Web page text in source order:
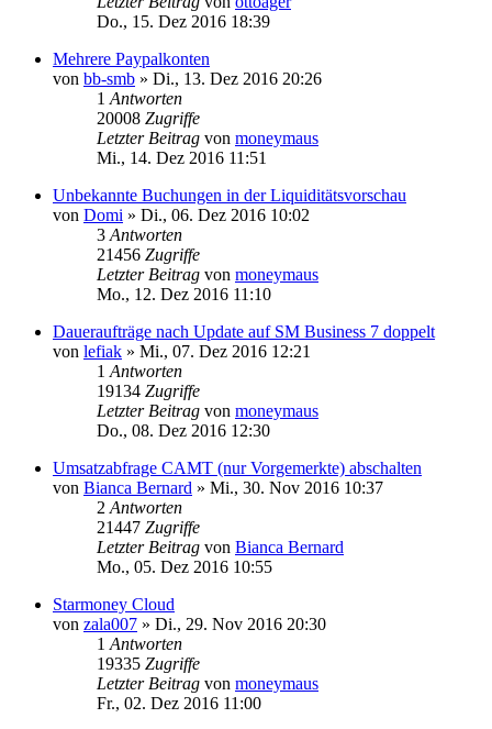
Do., 15. Dez 2016 18:39
Mehrere Paypalkonten
von bb-smb » Di., 13. Dez 2016 20:26
1 Antworten
20008 Zugriffe
Letzter Beitrag von moneymaus
Mi., 14. Dez 2016 11:51
Unbekannte Buchungen in der Liquiditätsvorschau
von Domi » Di., 06. Dez 2016 10:02
3 Antworten
21456 Zugriffe
Letzter Beitrag von moneymaus
Mo., 12. Dez 2016 11:10
Daueraufträge nach Update auf SM Business 7 doppelt
von lefiak » Mi., 07. Dez 2016 12:21
1 Antworten
19134 Zugriffe
Letzter Beitrag von moneymaus
Do., 08. Dez 2016 12:30
Umsatzabfrage CAMT (nur Vorgemerkte) abschalten
von Bianca Bernard » Mi., 30. Nov 2016 10:37
2 Antworten
21447 Zugriffe
Letzter Beitrag von Bianca Bernard
Mo., 05. Dez 2016 10:55
Starmoney Cloud
von zala007 » Di., 29. Nov 2016 20:30
1 Antworten
19335 Zugriffe
Letzter Beitrag von moneymaus
Fr., 02. Dez 2016 11:00